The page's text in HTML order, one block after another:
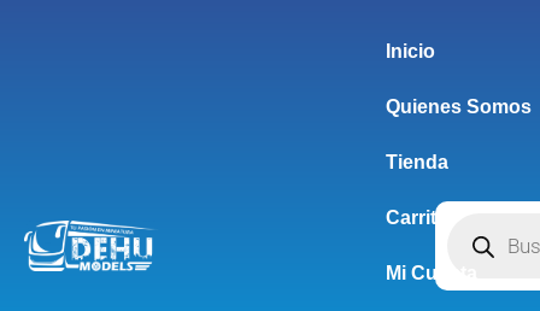
Inicio
Quienes Somos
Tienda
Carrito
Mi Cuenta